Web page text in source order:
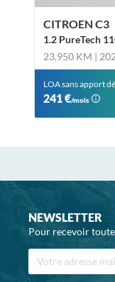
CITROEN C3
1.2 PureTech
23,950 KM |
LOA sans apport
241 €/mois
NEWSLETTER
Pour recevoir